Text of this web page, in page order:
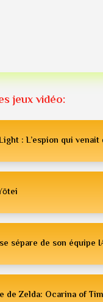
jeux vidéo:
: L’espion qui
sépare de son équipe
de Zelda: Ocarina of